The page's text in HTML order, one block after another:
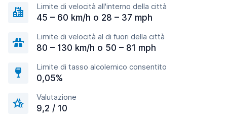
Limite di velocità all'interno della città
45 – 60 km/h o 28 – 37 mph
Limite di velocità al di fuori della città
80 – 130 km/h o 50 – 81 mph
Limite di tasso alcolemico consentito
0,05%
Valutazione
9,2 / 10